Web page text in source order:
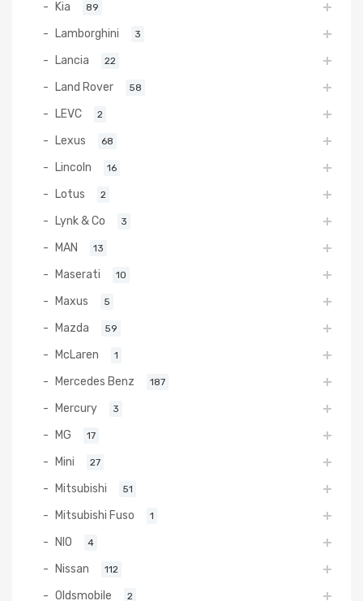
Kia 89
Lamborghini 3
Lancia 22
Land Rover 58
LEVC 2
Lexus 68
Lincoln 16
Lotus 2
Lynk & Co 3
MAN 13
Maserati 10
Maxus 5
Mazda 59
McLaren 1
Mercedes Benz 187
Mercury 3
MG 17
Mini 27
Mitsubishi 51
Mitsubishi Fuso 1
NIO 4
Nissan 112
Oldsmobile 2